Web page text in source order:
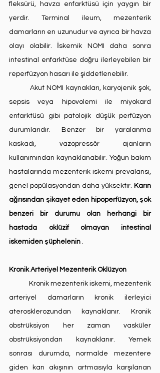
fleksürü, havza enfarktüsü için yaygın bir
yerdir. Terminal ileum, mezenterik
damarların en uzunudur ve ayrıca bir havza
olayı olabilir. İskemik NOMI daha sonra
intestinal enfarktüse doğru ilerleyebilen bir
reperfüzyon hasarı ile şiddetlenebilir.
sepsis veya hipovolemi ile miyokard
enfarktüsü gibi patolojik düşük perfüzyon
durumlarıdır. Benzer bir yaralanma
kaskadı, vazopressör ajanların
kullanımından kaynaklanabilir. Yoğun bakım
hastalarında mezenterik iskemi prevalansı,
genel popülasyondan daha yüksektir. Karın
ağrısından şikayet eden hipoperfüzyon, şok
benzeri bir durumu olan herhangi bir
hastada oklüzif olmayan intestinal
iskemiden şüphelenin .
Kronik Arteriyel Mezenterik Oklüzyon
arteriyel damarların kronik ilerleyici
aterosklerozundan kaynaklanır. Kronik
obstrüksiyon her zaman vasküler
obstrüksiyondan kaynaklanır. Yemek
sonrası durumda, normalde mezentere
giden kan akışının artmasıyla karşılanan